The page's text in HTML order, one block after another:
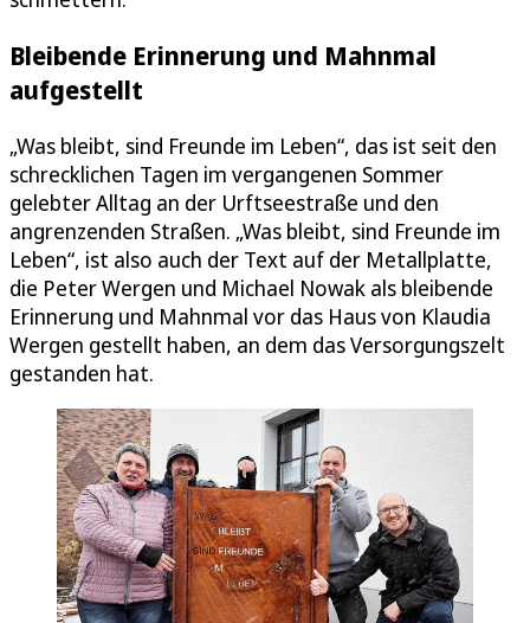
Bleibende Erinnerung und Mahnmal
aufgestellt
„Was bleibt, sind Freunde im Leben“, das ist seit den
schrecklichen Tagen im vergangenen Sommer
gelebter Alltag an der Urftseestraße und den
angrenzenden Straßen. „Was bleibt, sind Freunde im
Leben“, ist also auch der Text auf der Metallplatte,
die Peter Wergen und Michael Nowak als bleibende
Erinnerung und Mahnmal vor das Haus von Klaudia
Wergen gestellt haben, an dem das Versorgungszelt
gestanden hat.